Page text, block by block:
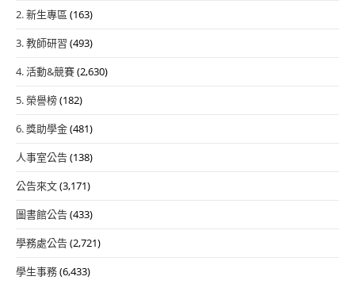
2. 新生專區 (163)
3. 教師研習 (493)
4. 活動&競賽(2,630)
5. 榮譽榜(182)
6. 獎助學金(481)
人事室公告(138)
公告來文(3,171)
圖書館公告(433)
學務處公告(2,721)
學生事務(6,433)